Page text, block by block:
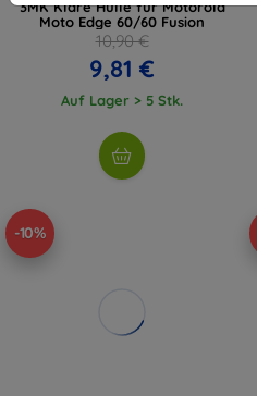
3MK Klare Hülle für Motorola
Moto Edge 60/60 Fusion
10,90 €
9,81 €
Auf Lager > 5 Stk.
-10%